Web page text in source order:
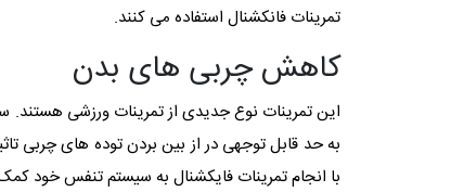
تمرینات فانکشنال استفاده می کنند.
کاهش چربی های بدن
این تمرینات نوع جدیدی از تمرینات ورزشی
به حد قابل توجهی در از بین بردن توده های چربی
با انجام تمرینات فایکشنال به سیستم تنفس خود